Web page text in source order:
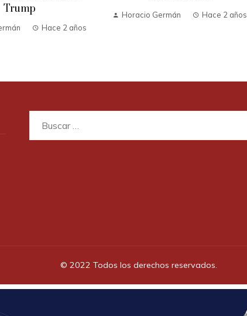
Trump
Hace 2 años
Horacio Germán Hace 2 años
© 2022 Todos los derechos reservados.